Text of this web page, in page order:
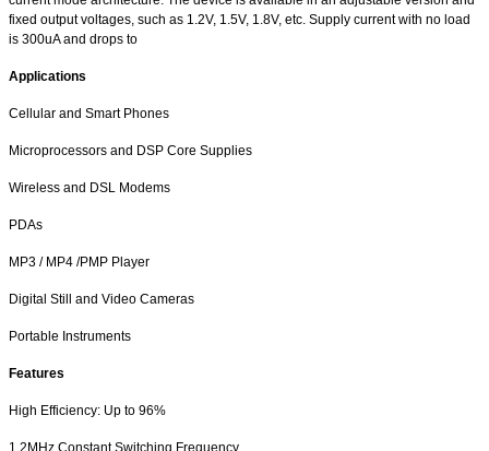
fixed output voltages, such as 1.2V, 1.5V, 1.8V, etc. Supply current with no load
is 300uA and drops to
Applications
Cellular and Smart Phones
Microprocessors and DSP Core Supplies
Wireless and DSL Modems
PDAs
MP3 / MP4 /PMP Player
Digital Still and Video Cameras
Portable Instruments
Features
High Efficiency: Up to 96%
1.2MHz Constant Switching Frequency